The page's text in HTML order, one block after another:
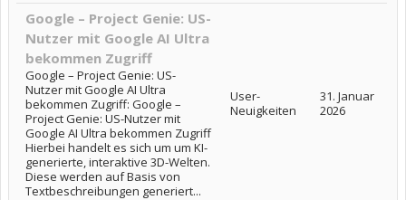
Google – Project Genie: US-
Nutzer mit Google AI Ultra
bekommen Zugriff
Google – Project Genie: US-
Nutzer mit Google AI Ultra
bekommen Zugriff: Google –
Project Genie: US-Nutzer mit
Google AI Ultra bekommen Zugriff
Hierbei handelt es sich um um KI-
generierte, interaktive 3D-Welten.
Diese werden auf Basis von
Textbeschreibungen generiert...
User-
Neuigkeiten
31. Januar
2026